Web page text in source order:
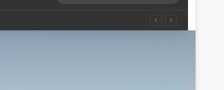
...